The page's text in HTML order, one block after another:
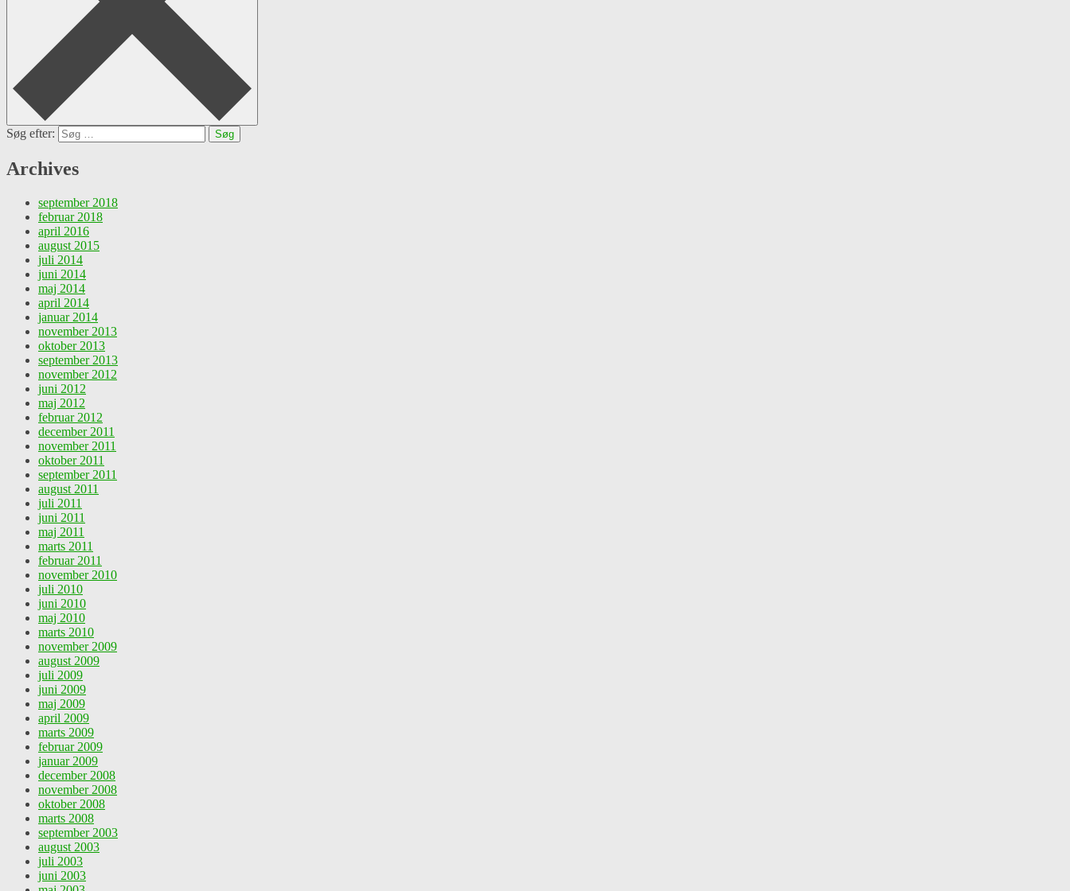
Søg efter:
Archives
september 2018
februar 2018
april 2016
august 2015
juli 2014
juni 2014
maj 2014
april 2014
januar 2014
november 2013
oktober 2013
september 2013
november 2012
juni 2012
maj 2012
februar 2012
december 2011
november 2011
oktober 2011
september 2011
august 2011
juli 2011
juni 2011
maj 2011
marts 2011
februar 2011
november 2010
juli 2010
juni 2010
maj 2010
marts 2010
november 2009
august 2009
juli 2009
juni 2009
maj 2009
april 2009
marts 2009
februar 2009
januar 2009
december 2008
november 2008
oktober 2008
marts 2008
september 2003
august 2003
juli 2003
juni 2003